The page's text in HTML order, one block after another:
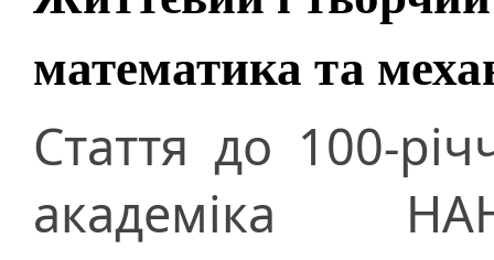
математика та
Стаття до 100-
академіка